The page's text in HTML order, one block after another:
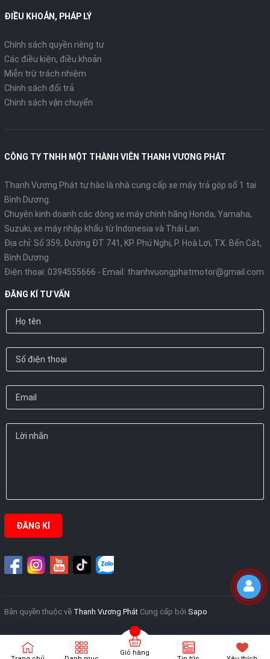
ĐIỀU KHOẢN, PHÁP LÝ
Chính sách quyền riêng tư
Các điều kiện, điều khoản
Miễn trừ trách nhiệm
Chính sách đổi trả
Chính sách vận chuyển
CÔNG TY TNHH MỘT THÀNH VIÊN THANH VƯƠNG PHÁT
Thanh Vương Phát tự hào là nhà cung cấp xe máy trả góp số 1 tại
Bình Dương.
Chuyên kinh doanh các dòng xe máy chính hãng Honda, Yamaha,
Suzuki, xe máy nhập khẩu từ Indonesia và Thái Lan.
Địa chỉ: Số 359, Đường ĐT 741, KP. Phú Nghị, P. Hoà Lợi, TX. Bến Cát,
Bình Dương
Điện thoại: 0394555666 - Email: thanhvuongphatmotor@gmail.com
ĐĂNG KÍ TƯ VẤN
ĐĂNG KÍ
Bản quyền thuộc về Thanh Vương Phát Cung cấp bởi Sapo
Giỏ hàng